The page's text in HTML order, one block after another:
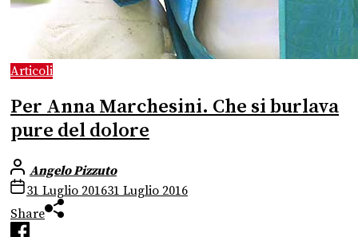
Articoli
Per Anna Marchesini. Che si burlava
pure del dolore
Angelo Pizzuto
31 Luglio 201631 Luglio 2016
Share